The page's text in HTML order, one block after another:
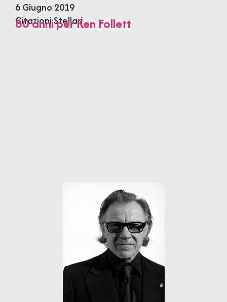
6 Giugno 2019
Citazioni Stellari
80 anni per Ken Follett